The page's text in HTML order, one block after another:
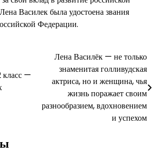
Василек была удостоена звания
Федерации.
класс —
Лена Василёк — не только
знаменитая голливудская
актриса, но и женщина, чья
жизнь поражает своим
разнообразием, вдохновением
и успехом